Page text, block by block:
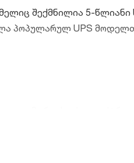
შექმნილია 5-წლიანი
პოპულარულ UPS